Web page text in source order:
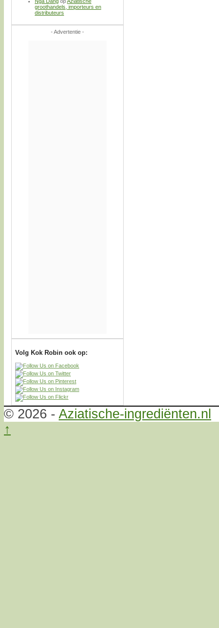
Nga Dang opAziatische
groothandels, importeurs en
distributeurs
- Advertentie -
Volg Kok Robin ook op:
© 2026 - Aziatische-ingrediënten.nl
↑